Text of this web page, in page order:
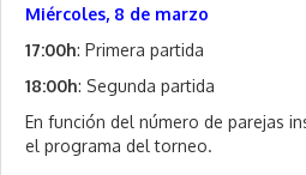
Miércoles, 8 de marzo
17:00h: Primera partida
18:00h: Segunda partida
En función del número de parejas
el programa del torneo.